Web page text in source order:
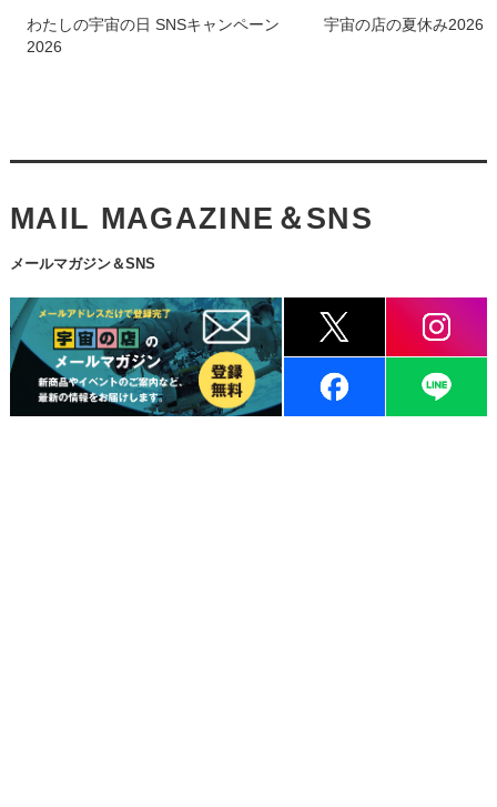
わたしの宇宙の日 SNSキャンペーン
2026
宇宙の店の夏休み2026
MAIL MAGAZINE＆SNS
メールマガジン＆SNS